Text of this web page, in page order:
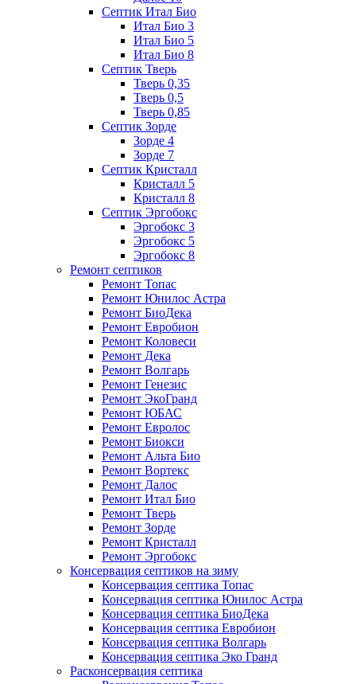
Септик Итал Био
Итал Био 3
Итал Био 5
Итал Био 8
Септик Тверь
Тверь 0,35
Тверь 0,5
Тверь 0,85
Септик Зорде
Зорде 4
Зорде 7
Септик Кристалл
Кристалл 5
Кристалл 8
Септик Эргобокс
Эргобокс 3
Эргобокс 5
Эргобокс 8
Ремонт септиков
Ремонт Топас
Ремонт Юнилос Астра
Ремонт БиоДека
Ремонт Евробион
Ремонт Коловеси
Ремонт Дека
Ремонт Волгарь
Ремонт Генезис
Ремонт ЭкоГранд
Ремонт ЮБАС
Ремонт Евролос
Ремонт Биокси
Ремонт Альта Био
Ремонт Вортекс
Ремонт Далос
Ремонт Итал Био
Ремонт Тверь
Ремонт Зорде
Ремонт Кристалл
Ремонт Эргобокс
Консервация септиков на зиму
Консервация септика Топас
Консервация септика Юнилос Астра
Консервация септика БиоДека
Консервация септика Евробион
Консервация септика Волгарь
Консервация септика Эко Гранд
Расконсервация септика